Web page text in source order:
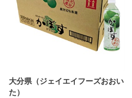
大分県（ジェイエイフーズおおい
た）